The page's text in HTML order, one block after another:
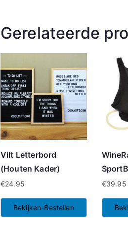
Gerelateerde
Vilt Letterbord
(Houten Kader)
€24.95
Bekijken-Bestellen
€39.95